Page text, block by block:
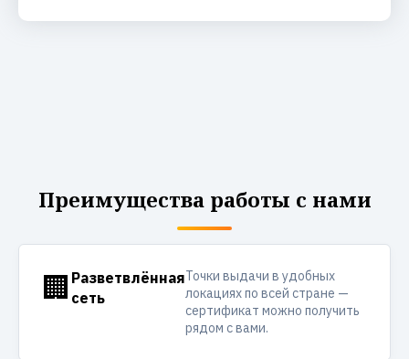
Преимущества работы с нами
🏢 Разветвлённая
сеть
Точки выдачи в удобных
локациях по всей стране —
сертификат можно получить
рядом с вами.